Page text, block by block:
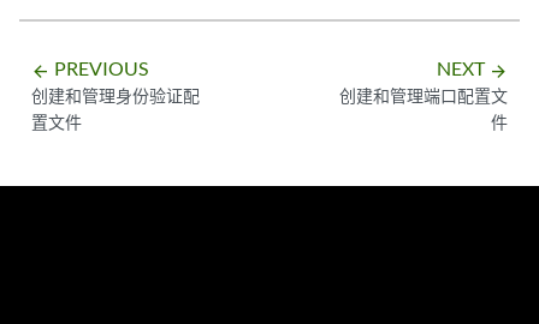
arrow_backward PREVIOUS
创建和管理身份验证配
置文件
NEXT arrow_forward
创建和管理端口配置文
件